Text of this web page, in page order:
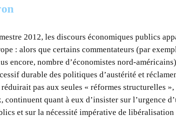
2012, les discours économiques publics
: alors que certains commentateurs (par
encore, nombre d’économistes nord-
durable des politiques d’austérité et
pas aux seules « réformes structurelles
continuent quant à eux d’insister sur l’urgence
et sur la nécessité impérative de libéralisation